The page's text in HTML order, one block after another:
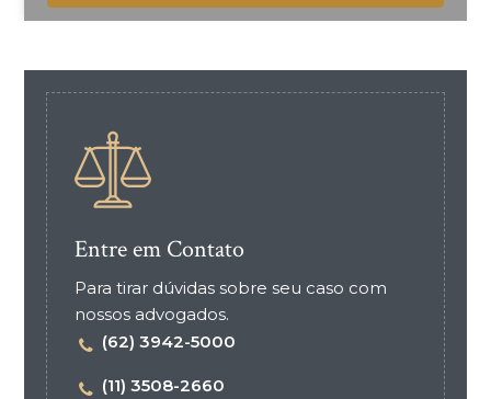
Entre em Contato
Para tirar dúvidas sobre seu caso com
nossos advogados.
(62) 3942-5000
(11) 3508-2660